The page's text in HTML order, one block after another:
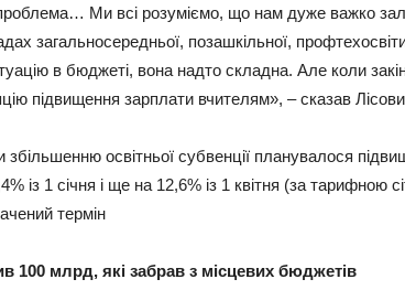
Ми всі розуміємо, що нам дуже важко
загальносередньої, позашкільної,
в бюджеті, вона надто складна. Але коли
підвищення зарплати вчителям», – сказав
збільшенню освітньої субвенції планувалося
із 1 січня і ще на 12,6% із 1 квітня (за тарифною
термін
100 млрд, які забрав з місцевих бюджетів